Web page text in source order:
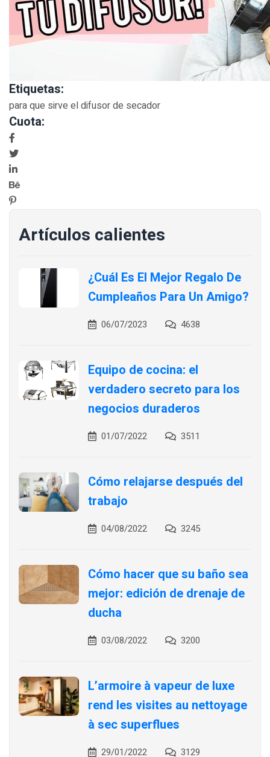
Artículos calientes
¿Cuál Es El Mejor Regalo De
Cumpleaños Para Un Amigo?
06/07/2023 4638
Equipo de cocina: el
verdadero secreto para los
negocios duraderos
01/07/2022 3511
Cómo relajarse después del
trabajo
04/08/2022 3245
Cómo hacer que su baño sea
mejor: edición de drenaje de
ducha
03/08/2022 3200
L’armoire à vapeur de luxe
rend les visites au nettoyage
à sec superflues
29/01/2022 3129
Etiquetas:
para que sirve el difusor de secador
Cuota: